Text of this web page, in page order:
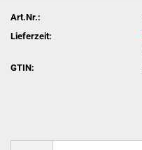
Art.Nr.:
Lieferzeit:
GTIN: